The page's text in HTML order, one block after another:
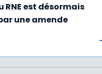
RNE est désormais
une amende